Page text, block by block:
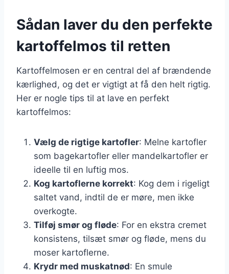
Sådan laver du den perfekte
kartoffelmos til retten
Kartoffelmosen er en central del af brændende
kærlighed, og det er vigtigt at få den helt rigtig.
Her er nogle tips til at lave en perfekt
kartoffelmos:
Vælg de rigtige kartofler: Melne kartofler
som bagekartofler eller mandelkartofler er
ideelle til en luftig mos.
Kog kartoflerne korrekt: Kog dem i rigeligt
saltet vand, indtil de er møre, men ikke
overkogte.
Tilføj smør og fløde: For en ekstra cremet
konsistens, tilsæt smør og fløde, mens du
moser kartoflerne.
Krydr med muskatnød: En smule